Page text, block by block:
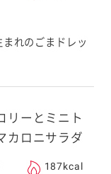
れのごまドレッ
リーとミニト
カロニサラダ
187kcal